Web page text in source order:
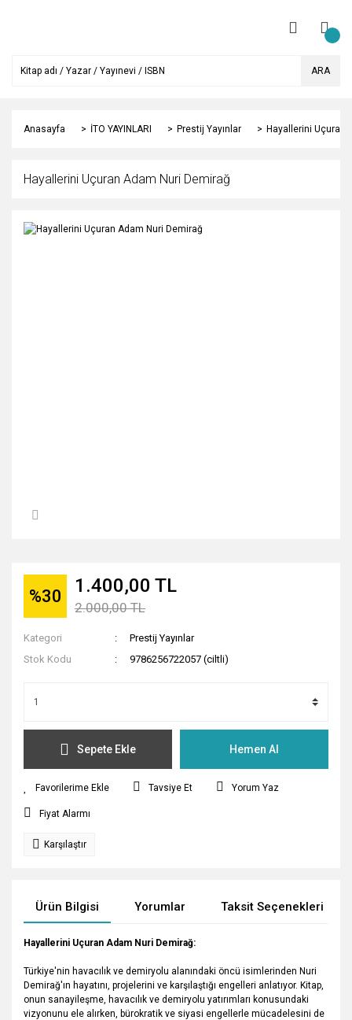
ARA
Anasayfa İTO YAYINLARI Prestij Yayınlar Hayallerini Uçuran
Hayallerini Uçuran Adam Nuri Demirağ
%30 1.400,00 TL
2.000,00 TL
Kategori
Prestij Yayınlar
Stok Kodu
9786256722057 (ciltli)
Sepete Ekle Hemen Al
Tavsiye Et Yorum Yaz
Fiyat Alarmı
Karşılaştır
Ürün Bilgisi Yorumlar Taksit Seçenekleri
Hayallerini Uçuran Adam Nuri Demirağ:
Türkiye'nin havacılık ve demiryolu alanındaki öncü isimlerinden Nuri
Demirağ'ın hayatını, projelerini ve karşılaştığı engelleri anlatıyor. Kitap,
onun sanayileşme, havacılık ve demiryolu yatırımları konusundaki
vizyonunu ele alırken, bürokratik ve siyasi engellerle mücadelesini de